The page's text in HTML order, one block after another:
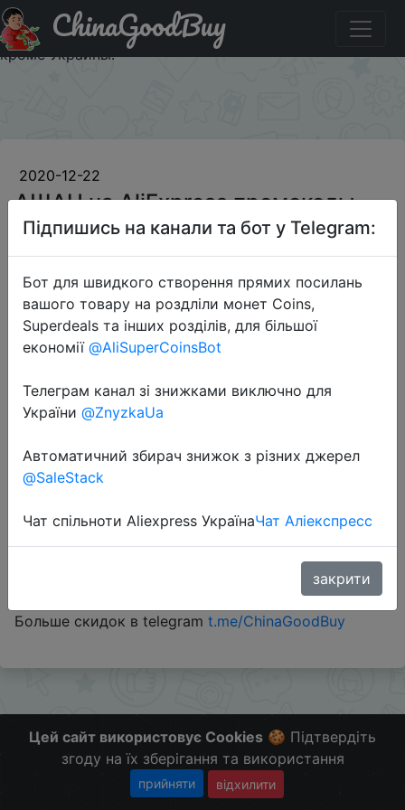
Придбати по знижці OBEDALI АШАН на AliExpress
промокоды 200/1000 руб. и 500/2000 руб. для РФ, СНГ
кроме Украины.
ChinaGoodBuy
2020-12-22
АШАН на AliExpress промокоды
200/1000 руб. и 500/2000 руб.
для РФ, СНГ кроме Украины.
200 руб.
Промокод:"OBEDALI"
Больше скидок в telegram t.me/ChinaGoodBuy
Цей сайт використовує Cookies 🍪 Підтвердіть
згоду на їх зберігання та використання
прийняти відхилити
Підпишись на канали та бот у Telegram:
Бот для швидкого створення прямих посилань
вашого товару на роздліли монет Coins,
Superdeals та інших розділів, для більшої
економії @AliSuperCoinsBot
Телеграм канал зі знижками виключно для
України @ZnyzkaUa
Автоматичний збирач знижок з різних джерел
@SaleStack
Чат спільноти Aliexpress УкраїнаЧат Аліекспресс
закрити